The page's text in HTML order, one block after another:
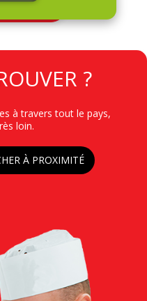
?
à travers tout le pays,
loin.
À PROXIMITÉ